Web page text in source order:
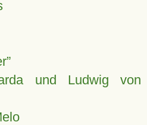
und Ludwig von